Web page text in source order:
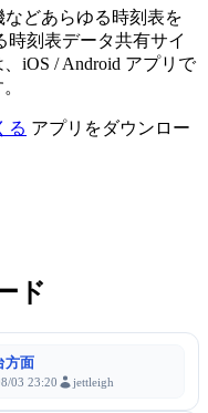
どあらゆる時刻表を
時刻表データ共有サイ
iOS / Android アプリで
る アプリをダウンロー
ド
方面
03 23:20 jettleigh